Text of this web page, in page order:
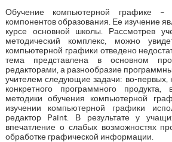
Обучение компьютерной графике
компонентов образования. Ее изучение
курсе основной школы. Рассмотрев
методический комплекс, можно
компьютерной графики отведено
тема представлена в основном
редакторами, а разнообразие
учителем следующие задачи: во-первых,
конкретного программного продукта,
методики обучения компьютерной
изучении компьютерной графики
редактор Paint. В результате у
впечатление о слабых возможностях
обработке графической информации.